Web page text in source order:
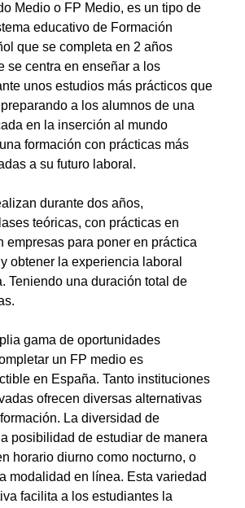
Medio o FP Medio, es un tipo de
educativo de Formación
que se completa en 2 años
se centra en enseñar a los
unos estudios más prácticos que
a los alumnos de una
en la inserción al mundo
formación con prácticas más
a su futuro laboral.
durante dos años,
teóricas, con prácticas en
empresas para poner en práctica
obtener la experiencia laboral
Teniendo una duración total de
gama de oportunidades
un FP medio es
en España. Tanto instituciones
ofrecen diversas alternativas
La diversidad de
posibilidad de estudiar de manera
horario diurno como nocturno, o
modalidad en línea. Esta variedad
facilita a los estudiantes la